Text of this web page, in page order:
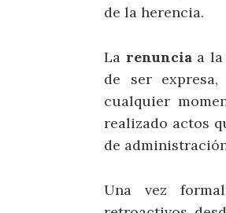
de la herencia.
La renunciaa la
de ser
cualquier
realizado actos
de
Una vez